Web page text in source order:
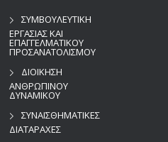
ΣΥΜΒΟΥΛΕΥΤΙΚΗ
ΕΡΓΑΣΙΑΣ ΚΑΙ
ΕΠΑΓΓΕΛΜΑΤΙΚΟΥ
ΠΡΟΣΑΝΑΤΟΛΙΣΜΟΥ
ΔΙΟΙΚΗΣΗ
ΑΝΘΡΩΠΙΝΟΥ
ΔΥΝΑΜΙΚΟΥ
ΣΥΝΑΙΣΘΗΜΑΤΙΚΕΣ
ΔΙΑΤΑΡΑΧΕΣ